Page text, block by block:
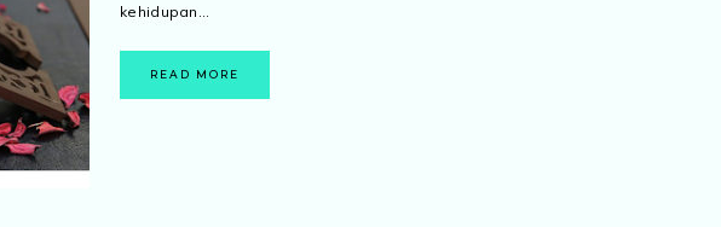
kehidupan...
READ MORE